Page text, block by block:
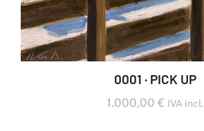
0001 · PICK UP
1.000,00 € IVA incl.